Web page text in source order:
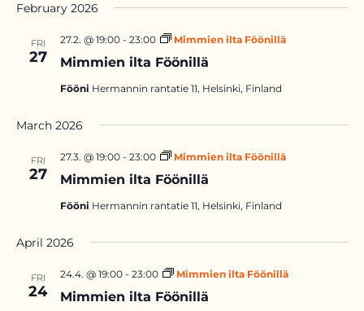
February 2026
FRI
27 Mimmien ilta Föönillä
27.2. @ 19:00- 23:00 Mimmien ilta Föönillä
Fööni Hermannin rantatie 11, Helsinki, Finland
March 2026
FRI
27 Mimmien ilta Föönillä
27.3. @ 19:00- 23:00 Mimmien ilta Föönillä
Fööni Hermannin rantatie 11, Helsinki, Finland
April 2026
FRI
24 Mimmien ilta Föönillä
24.4. @ 19:00- 23:00 Mimmien ilta Föönillä